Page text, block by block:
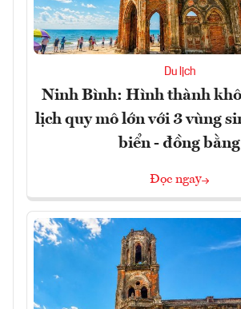
Du lịch
Ninh Bình: Hình thành
lịch quy mô lớn với 3 vùng
biển - đồng bằng
Đọc ngay